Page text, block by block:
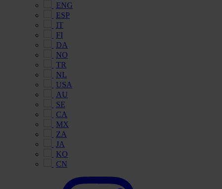
ENG
ESP
IT
FI
DA
NO
TR
NL
USA
AU
SE
CA
MX
ZA
JA
KO
CN